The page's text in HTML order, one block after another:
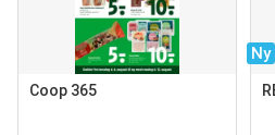
Coop 365
Ny